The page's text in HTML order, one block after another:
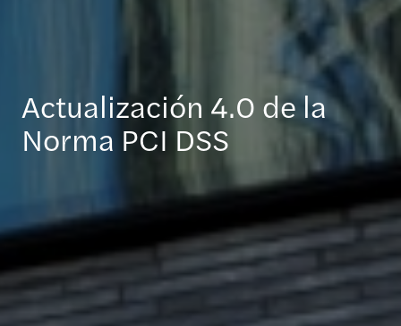
Actualización 4.0 de la
Norma PCI DSS